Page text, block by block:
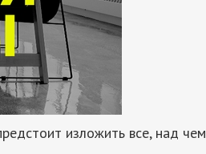
изложить все, над